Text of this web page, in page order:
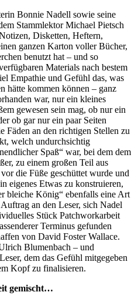
Bonnie Nadell sowie seine
Stammlektor Michael Pietsch
Disketten, Heftern,
ganzen Karton voller Bücher,
benutzt hat – und so
Materials nach bestem
Empathie und Gefühl das, was
hätte kommen können – ganz
war, nur ein kleines
gewesen sein mag, ob nur ein
ob gar nur ein paar Seiten
Fäden an den richtigen Stellen zu
welch undurchsichtig
Spaß“ war, bei dem dem
zu einem großen Teil aus
die Füße geschüttet wurde und
eigenes Etwas zu konstruieren,
bleiche König“ ebenfalls eine Art
an den Leser, sich Nadel
Stück Patchworkarbeit
Terminus gefunden
von David Foster Wallace.
Blumenbach – und
dem das Gefühl mitgegeben
Kopf zu finalisieren.
gemischt…